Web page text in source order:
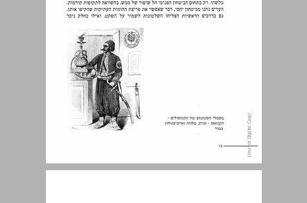
היישוב היהודי: ישן וחדש ... 14